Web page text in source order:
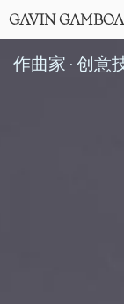
GAVIN GAMBOA
作曲家 · 创意